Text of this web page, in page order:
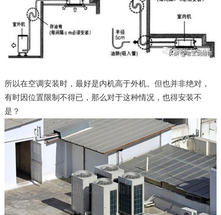
所以在空调安装时，最好是内机高于外机。但也并非绝对，
有时因位置限制不得已，那么对于这种情况，也得安装不
是？